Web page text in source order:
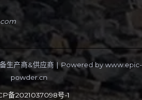
生产商&供应商 | Powered bywww.epic-
powder.cn
备2021037098号-1